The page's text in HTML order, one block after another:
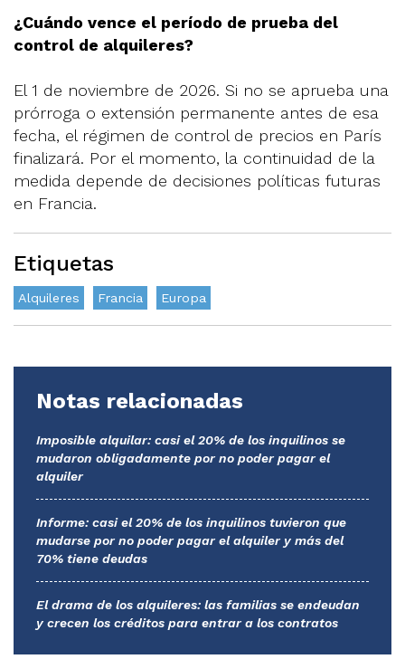
¿Cuándo vence el período de prueba del
control de alquileres?
El 1 de noviembre de 2026. Si no se aprueba una
prórroga o extensión permanente antes de esa
fecha, el régimen de control de precios en París
finalizará. Por el momento, la continuidad de la
medida depende de decisiones políticas futuras
en Francia.
Etiquetas
Alquileres Francia Europa
Notas relacionadas
Imposible alquilar: casi el 20% de los inquilinos se
mudaron obligadamente por no poder pagar el
alquiler
Informe: casi el 20% de los inquilinos tuvieron que
mudarse por no poder pagar el alquiler y más del
70% tiene deudas
El drama de los alquileres: las familias se endeudan
y crecen los créditos para entrar a los contratos